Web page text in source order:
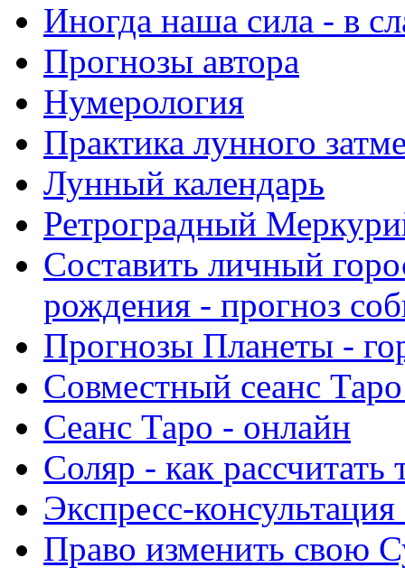
Иногда наша сила - в
Прогнозы автора
Нумерология
Практика лунного
Лунный календарь
Ретроградный
Составить личный
рождения - прогноз
Прогнозы Планеты -
Совместный сеанс
Сеанс Таро - онлайн
Соляр - как
Экспресс-
Право изменить свою